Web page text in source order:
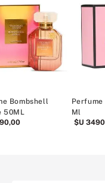
Bombshell
50ML
,00
Ml
$U 3490